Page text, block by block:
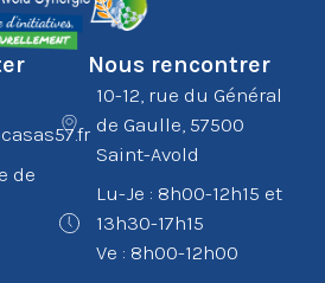
de
Nous rencontrer
10-12, rue du Général
de Gaulle, 57500
Saint-Avold
Lu-Je : 8h00-12h15 et
13h30-17h15
Ve : 8h00-12h00